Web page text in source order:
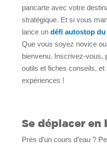
pancarte avec votre
stratégique. Et si vous
lance un défi autostop du
Que vous soyez novice
bienvenu. Inscrivez-vous,
outils et fiches conseils,
expériences !
Se déplacer en
Près d’un cours d’eau ?